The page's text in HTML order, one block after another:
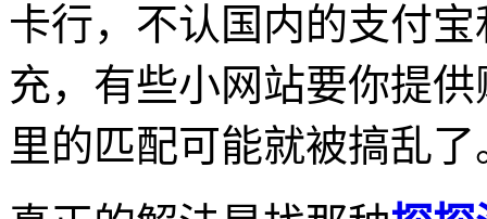
卡行，不认国内的支付
充，有些小网站要你提
里的匹配可能就被搞乱了